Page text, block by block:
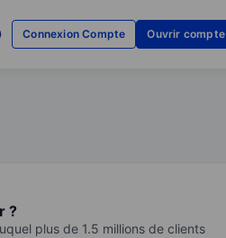
Connexion Compte Ouvrir compte
?
plus de 1.5 millions de clients